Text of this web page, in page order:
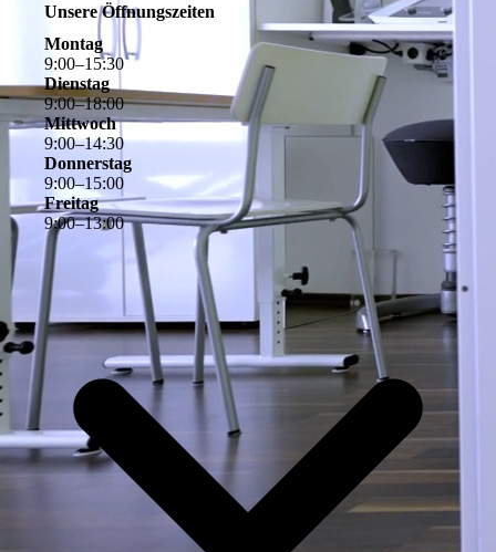
Unsere Öffnungszeiten
Montag
9:00–15:30
Dienstag
9:00–18:00
Mittwoch
9:00–14:30
Donnerstag
9:00–15:00
Freitag
9:00–13:00